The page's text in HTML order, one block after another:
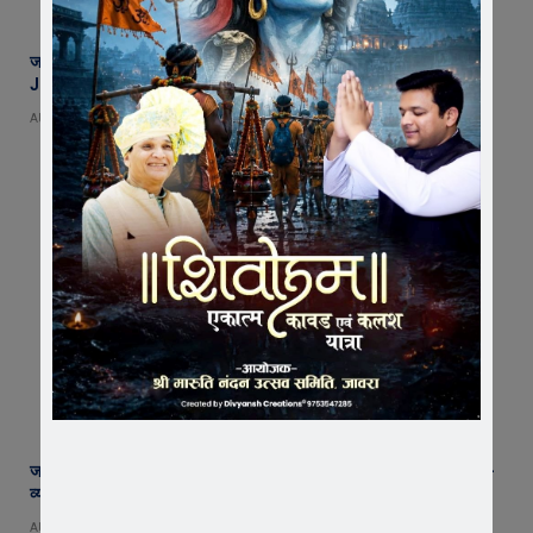
जावरा की माइलस्टोन अकैडमी का शानदार प्रदर्शन, 2 छात्र NEET और 2 छात्र
JEE में चयनित
AUGUST 7, 2026
जावरा SDM कार्यालय पहुंचे रतलाम कलेक्टर अजय कटेसरिया, रिकॉर्ड और कानून-
व्यवस्था की तैयारियों का किया निरीक्षण
AUGUST 7, 2026